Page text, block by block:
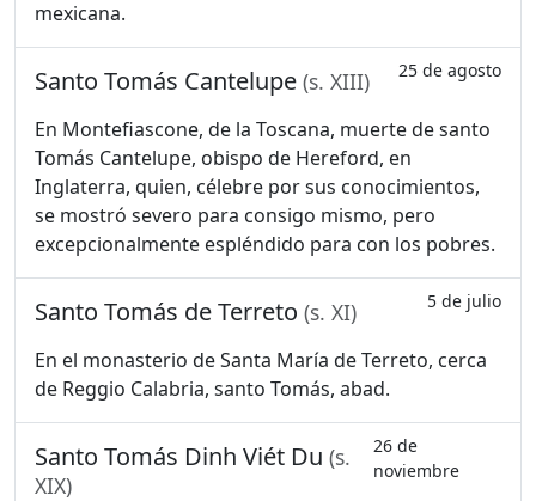
mexicana.
Santo Tomás Cantelupe (s. XIII) 25 de agosto
En Montefiascone, de la Toscana, muerte de santo
Tomás Cantelupe, obispo de Hereford, en
Inglaterra, quien, célebre por sus conocimientos,
se mostró severo para consigo mismo, pero
excepcionalmente espléndido para con los pobres.
Santo Tomás de Terreto (s. XI) 5 de julio
En el monasterio de Santa María de Terreto, cerca
de Reggio Calabria, santo Tomás, abad.
Santo Tomás Dinh Viét Du (s.
XIX)
26 de
noviembre